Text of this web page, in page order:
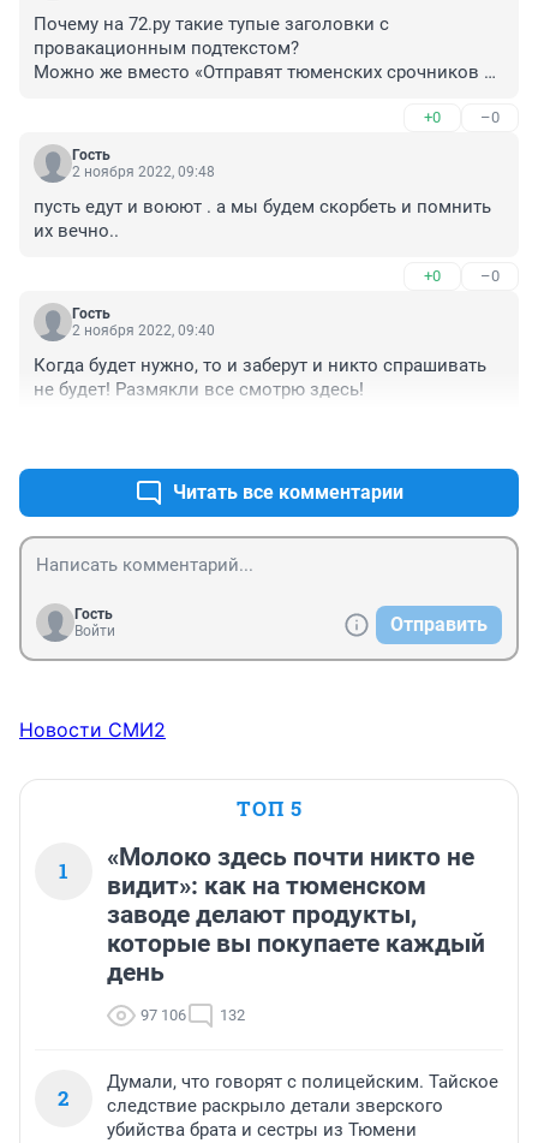
Почему на 72.ру такие тупые заголовки с
провакационным подтекстом?
Можно же вместо «Отправят тюменских срочников на
+0 –0
Гость
2 ноября 2022, 09:48
пусть едут и воюют . а мы будем скорбеть и помнить
их вечно..
+0 –0
Гость
2 ноября 2022, 09:40
Когда будет нужно, то и заберут и никто спрашивать
не будет! Размякли все смотрю здесь!
Читать все комментарии
Гость
Войти
Отправить
Новости СМИ2
ТОП 5
1
«Молоко здесь почти никто не
видит»: как на тюменском
заводе делают продукты,
которые вы покупаете каждый
день
97 106 132
2
Думали, что говорят с полицейским. Тайское
следствие раскрыло детали зверского
убийства брата и сестры из Тюмени